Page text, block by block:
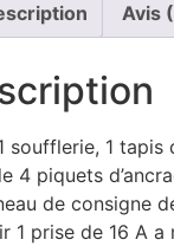
Avis
soufflerie, 1 tapis
4 piquets
de consigne
1 prise de 16 A